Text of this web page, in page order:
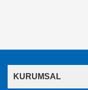
KURUMSAL